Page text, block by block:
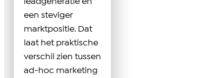
leadgeneratie en
een steviger
marktpositie. Dat
laat het praktische
verschil zien tussen
ad-hoc marketing